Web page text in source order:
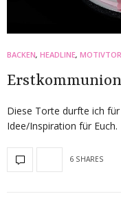
BACKEN, HEADLINE,
Diese Torte durfte ich für
Idee/Inspiration für
6 SHARES